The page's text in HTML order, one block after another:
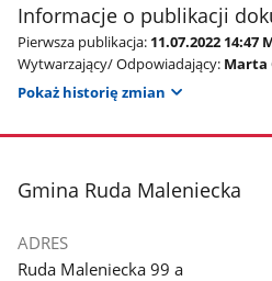
Informacje o publikacji
Pierwsza publikacja: 11.07.2022
Wytwarzający/ Odpowiadający: Marta
Pokaż historię zmian
stopka
Gmina Ruda Maleniecka
ADRES
Ruda Maleniecka 99 a